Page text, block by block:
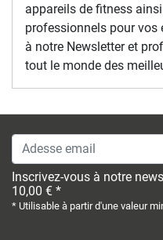
appareils de fitness
professionnels pour vos
à notre Newsletter et
tout le monde des
Adesse email
Inscrivez-vous à notre
10,00 € *
* Utilisable à partir d'une valeur